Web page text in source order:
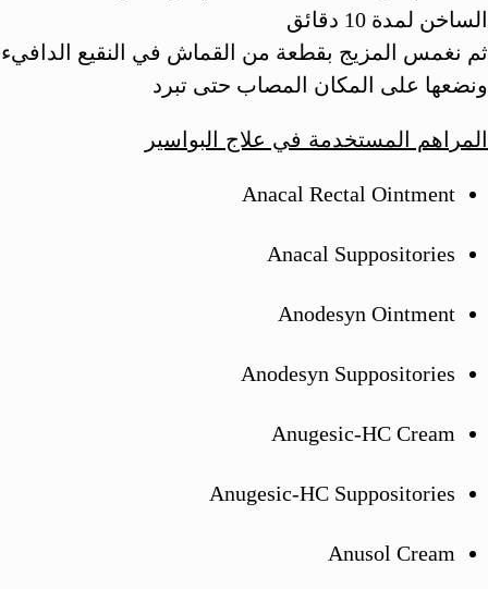
الساخن لمدة 10 دقائق
ثم نغمس المزيج بقطعة من القماش في النقيع الدافيء
ونضعها على المكان المصاب حتى تبرد
المراهم المستخدمة في علاج البواسير
Anacal Rectal Ointment
Anacal Suppositories
Anodesyn Ointment
Anodesyn Suppositories
Anugesic-HC Cream
Anugesic-HC Suppositories
Anusol Cream